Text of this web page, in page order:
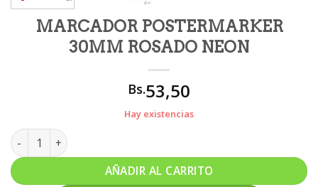
MARCADOR POSTERMARKER
30MM ROSADO NEON
Bs.53,50
Hay existencias
MARCADOR POSTERMARKER 30MM ROSADO NEON cantidad
AÑADIR AL CARRITO